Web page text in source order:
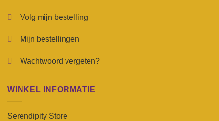
Volg mijn bestelling
Mijn bestellingen
Wachtwoord vergeten?
WINKEL INFORMATIE
Serendipity Store